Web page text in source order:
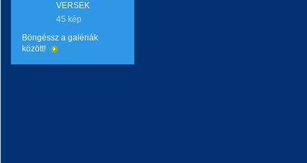
VERSEK
45 kép
Böngéssz a galériák
között!